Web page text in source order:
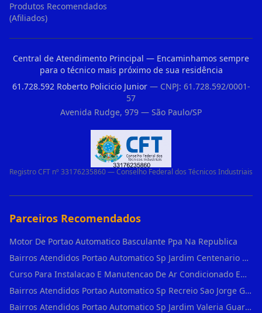
Produtos Recomendados
(Afiliados)
Central de Atendimento Principal — Encaminhamos sempre
para o técnico mais próximo de sua residência
61.728.592 Roberto Policicio Junior— CNPJ: 61.728.592/0001-
57
Avenida Rudge, 979 — São Paulo/SP
Registro CFT nº 33176235860 — Conselho Federal dos Técnicos Industriais
Parceiros Recomendados
Motor De Portao Automatico Basculante Ppa Na Republica
Bairros Atendidos Portao Automatico Sp Jardim Centenario Guarulhos Sp Motor Para Portao Automatico Eletronico
Curso Para Instalacao E Manutencao De Ar Condicionado Em Sao Paulo
Bairros Atendidos Portao Automatico Sp Recreio Sao Jorge Guarulhos Sp Motor Para Portao Automatico Eletronico
Bairros Atendidos Portao Automatico Sp Jardim Valeria Guarulhos Sp Motor Para Portao Automatico Eletronico